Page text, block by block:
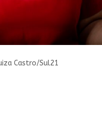
Castro/Sul21